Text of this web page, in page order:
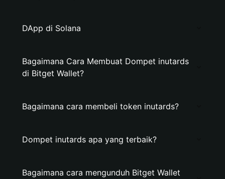
DApp di Solana
Bagaimana Cara Membuat Dompet inutards
di Bitget Wallet?
Bagaimana cara membeli token inutards?
Dompet inutards apa yang terbaik?
Bagaimana cara mengunduh Bitget Wallet